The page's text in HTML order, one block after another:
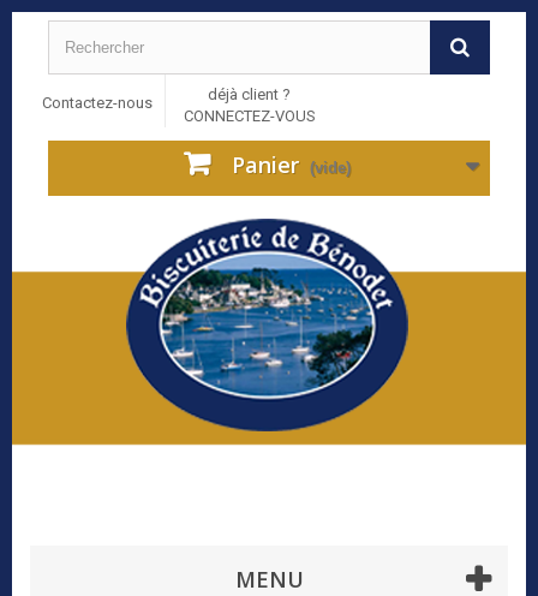
Contactez-nous
déjà client ?
CONNECTEZ-VOUS
Panier (vide)
MENU